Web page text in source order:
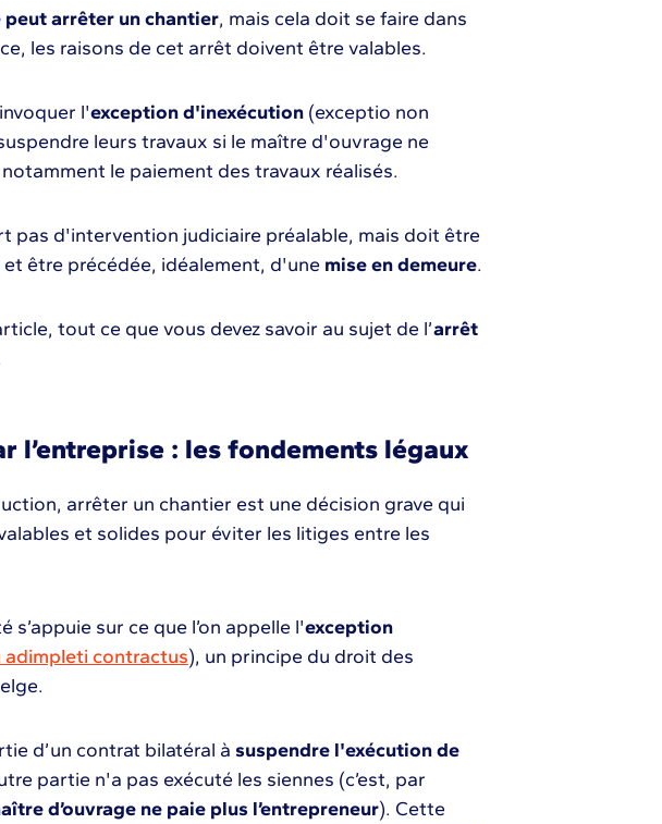
arrêter un chantier, mais cela doit se faire dans
les raisons de cet arrêt doivent être valables.
l'exception d'inexécution(exceptio non
leurs travaux si le maître d'ouvrage ne
le paiement des travaux réalisés.
pas d'intervention judiciaire préalable, mais doit être
être précédée, idéalement, d'une mise en demeure.
tout ce que vous devez savoir au sujet de l’arrêt
l’entreprise : les fondements légaux
arrêter un chantier est une décision grave qui
et solides pour éviter les litiges entre les
sur ce que l’on appelle l'exception
adimpleti contractus), un principe du droit des
d’un contrat bilatéral à suspendre l'exécution de
partie n'a pas exécuté les siennes (c’est, par
d’ouvrage ne paie plus l’entrepreneur). Cette